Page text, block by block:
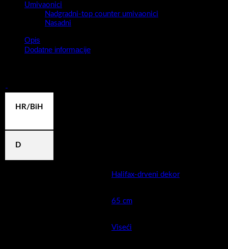
Umivaonici
Nadgradni-top counter umivaonici
Nasadni
Opis
Dodatne informacije
HR/BiH
D
Halifax-drveni dekor
65 cm
Viseći